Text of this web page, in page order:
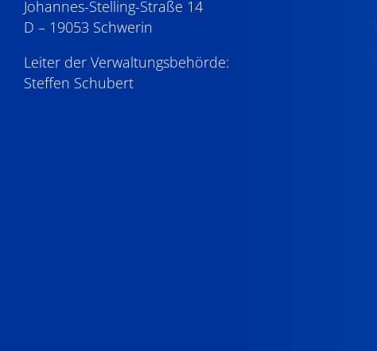
Johannes-Stelling-Straße 14
D – 19053 Schwerin
Leiter der Verwaltungsbehörde:
Steffen Schubert